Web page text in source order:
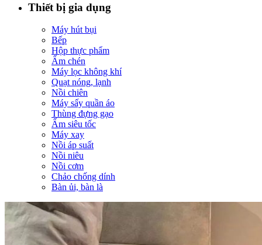
Thiết bị gia dụng
Máy hút bụi
Bếp
Hộp thực phẩm
Ấm chén
Máy lọc không khí
Quạt nóng, lạnh
Nồi chiên
Máy sấy quần áo
Thùng đựng gạo
Ấm siêu tốc
Máy xay
Nồi áp suất
Nồi niêu
Nồi cơm
Chảo chống dính
Bàn ủi, bàn là